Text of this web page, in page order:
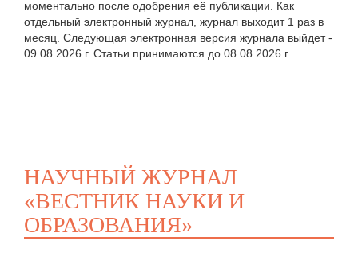
моментально после одобрения её публикации. Как
отдельный электронный журнал, журнал выходит 1 раз в
месяц. Следующая электронная версия журнала выйдет -
09.08.2026 г. Статьи принимаются до 08.08.2026 г.
НАУЧНЫЙ ЖУРНАЛ
«ВЕСТНИК НАУКИ И
ОБРАЗОВАНИЯ»